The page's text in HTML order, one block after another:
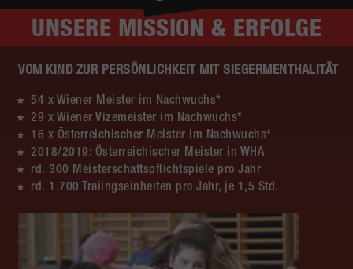
UNSERE MISSION & ERFOLGE
VOM KIND ZUR PERSÖNLICHKEIT MIT SIEGERMENTHALITÄT
54 x Wiener Meister im Nachwuchs*
29 x Wiener Vizemeister im Nachwuchs*
16 x Österreichischer Meister im Nachwuchs*
2018/2019: Österreichischer Meister in WHA
rd. 300 Meisterschaftspflichtspiele pro Jahr
rd. 1.700 Traiingseinheiten pro Jahr, je 1,5 Std.